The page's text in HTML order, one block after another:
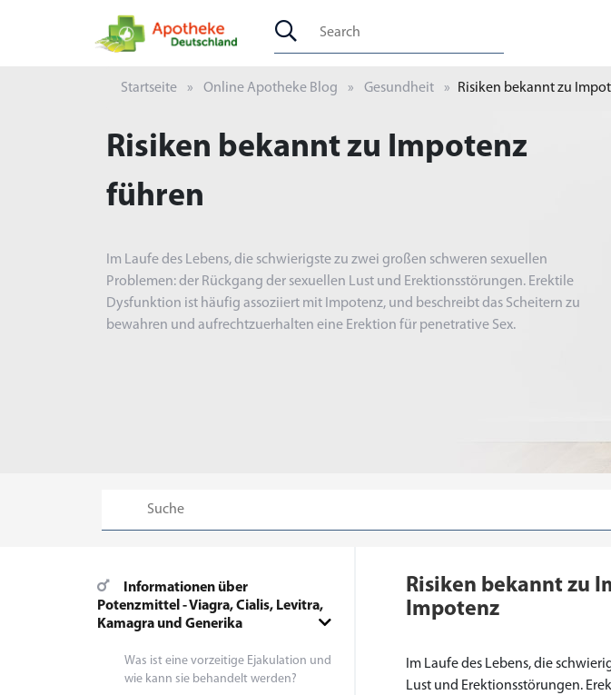
Startseite Online Apotheke Blog Gesundheit Risiken bekannt zu
Risiken bekannt zu Impotenz
führen
Im Laufe des Lebens, die schwierigste zu zwei großen schweren sexuellen
Problemen: der Rückgang der sexuellen Lust und Erektionsstörungen. Erektile
Dysfunktion ist häufig assoziiert mit Impotenz, und beschreibt das Scheitern zu
bewahren und aufrechtzuerhalten eine Erektion für penetrative Sex.
Informationen über
Potenzmittel - Viagra, Cialis, Levitra,
Kamagra und Generika
Was ist eine vorzeitige Ejakulation und
wie kann sie behandelt werden?
Risiken bekannt zu
Impotenz
Im Laufe des Lebens, die
Lust und Erektionsstörungen.